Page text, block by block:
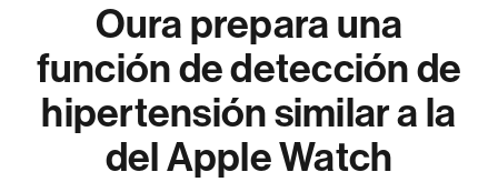
Oura prepara una
función de detección de
hipertensión similar a la
del Apple Watch